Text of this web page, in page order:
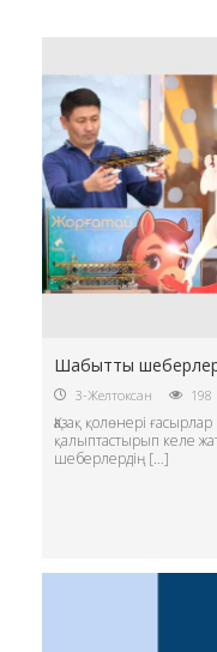
Шабытты
3-Желтоксан 198
Қазақ қолөнері
қалыптастырып келе
шеберлердің […]